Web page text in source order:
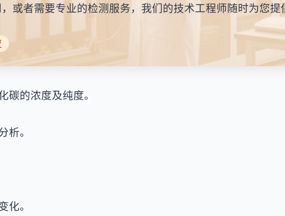
或者需要专业的检测服务，我们的技术工程师随时为您提
的浓度及纯度。
。
。